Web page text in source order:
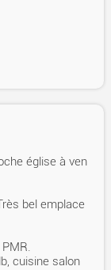
église à ven
bel emplace
cuisine salon